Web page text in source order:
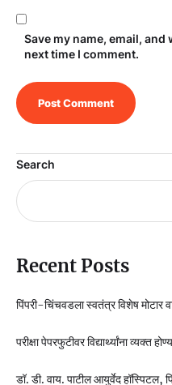
Save my name, email,
next time I comment.
Search
Recent Posts
पिंपरी-चिंचवडला स्वतंत्र विशेष मोटार
परीक्षा पेपरफुटीवर विद्यार्थ्यांना व्यक्त
डॉ. डी. वाय. पाटील आयुर्वेद हॉस्पिटल,